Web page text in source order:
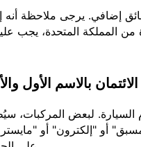
إضافي. يرجى ملاحظة أنه
بالاسم الأول
لبعض المركبات،
أو "إلكترون" أو